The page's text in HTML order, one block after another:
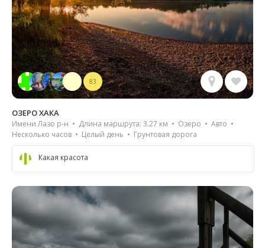
83
ОЗЕРО ХАКА
Имени Лазо р-н • Длина маршрута: 3.27 км • Озеро • Авто •
Несколько часов • Целый день • Грунтовая дорога
Какая красота